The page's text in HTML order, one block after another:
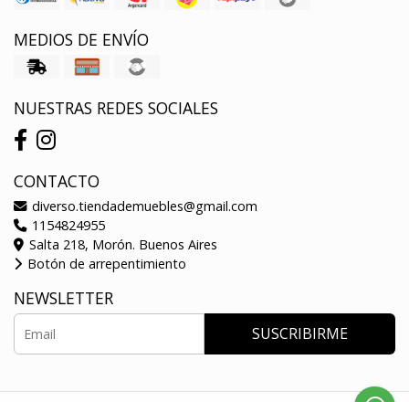
MEDIOS DE ENVÍO
NUESTRAS REDES SOCIALES
CONTACTO
diverso.tiendademuebles@gmail.com
1154824955
Salta 218, Morón. Buenos Aires
Botón de arrepentimiento
NEWSLETTER
SUSCRIBIRME